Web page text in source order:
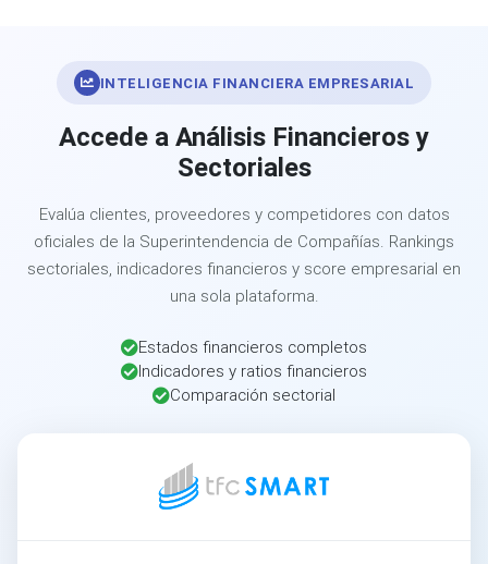
INTELIGENCIA FINANCIERA EMPRESARIAL
Accede a Análisis Financieros y
Sectoriales
Evalúa clientes, proveedores y competidores con datos
oficiales de la Superintendencia de Compañías. Rankings
sectoriales, indicadores financieros y score empresarial en
una sola plataforma.
Estados financieros completos
Indicadores y ratios financieros
Comparación sectorial